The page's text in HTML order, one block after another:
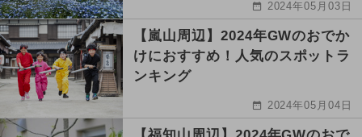
2024年05月03日
【嵐山周辺】2024年GWのおでか
けにおすすめ！人気のスポットラ
ンキング
2024年05月04日